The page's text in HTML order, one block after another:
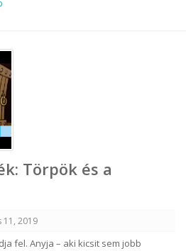
Törpök és a
11, 2019
fel. Anyja – aki kicsit sem jobb